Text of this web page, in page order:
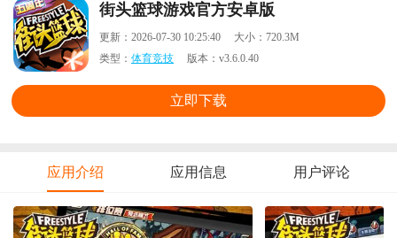
街头篮球游戏官方安卓版
更新： 2026-07-30 10:25:40 大小： 720.3M
类型： 体育竞技 版本： v3.6.0.40
立即下载
应用介绍 应用信息 用户评论